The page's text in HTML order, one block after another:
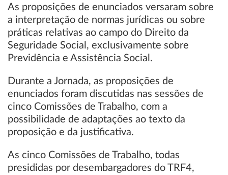
As proposições de enunciados versaram sobre
a interpretação de normas jurídicas ou sobre
práticas relativas ao campo do Direito da
Seguridade Social, exclusivamente sobre
Previdência e Assistência Social.
Durante a Jornada, as proposições de
enunciados foram discutidas nas sessões de
cinco Comissões de Trabalho, com a
possibilidade de adaptações ao texto da
proposição e da justificativa.
As cinco Comissões de Trabalho, todas
presididas por desembargadores do TRF4,